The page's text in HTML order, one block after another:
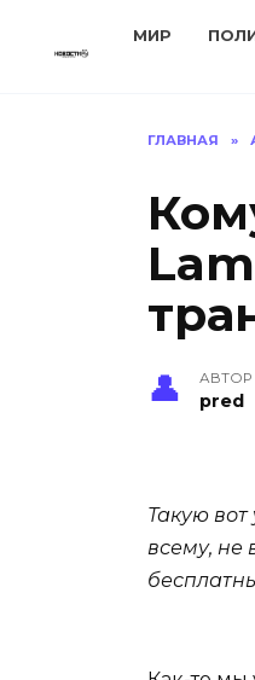
МИР
ГЛАВНАЯ »
АВТОР
pred
Такую
всему, не